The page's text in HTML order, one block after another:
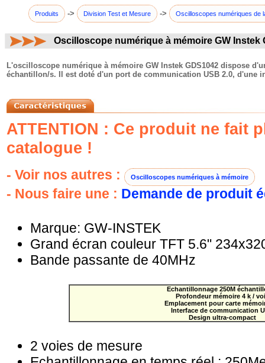
Produits -> Division Test et Mesure -> Oscilloscopes numériques de
Oscilloscope numérique à mémoire GW Instek
L'oscilloscope numérique à mémoire GW Instek GDS1042 dispose
échantillon/s. Il est doté d'un port de communication USB 2.0, d'une
ATTENTION : Ce produit ne fait
catalogue !
- Voir nos autres : Oscilloscopes numériques à mémoire
- Nous faire une : Demande de produit
Marque: GW-INSTEK
Grand écran couleur TFT 5.6"
Bande passante de 40MHz
Echantillonnage 250M
Profondeur mémoire 4 k /
Emplacement pour carte
Interface de communication
Design ultra-compact
2 voies de mesure